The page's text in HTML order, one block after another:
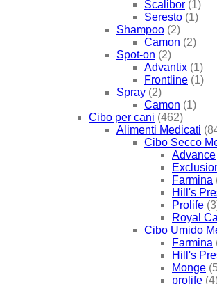
Scalibor (1)
Seresto (1)
Shampoo (2)
Camon (2)
Spot-on (2)
Advantix (1)
Frontline (1)
Spray (2)
Camon (1)
Cibo per cani (462)
Alimenti Medicati
Cibo Secco
Advance
Farmina
Hill's
Prolife
Royal
Cibo Umido
Farmina
Hill's
Monge
prolife